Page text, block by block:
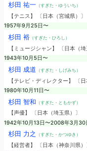
杉田 祐一（すぎた・ゆういち）
【テニス】 〔日本（宮城県）〕
1957年9月25日〜
杉田 裕（すぎた・ひろし）
【ミュージシャン】 〔日本（
1943年10月5日〜
杉田 成道 （すぎた・しげみち）
【テレビ・ディレクター】 〔日
1980年10月11日〜
杉田 智和 （すぎた・ともかず）
【声優】 〔日本（埼玉県）〕
1942年10月13日〜2008年3月30
杉田 力之 （すぎた・かつゆき）
【経営者】 〔日本（神奈川県